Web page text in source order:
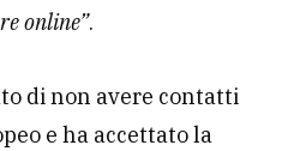
online”.
di non avere contatti
e ha accettato la